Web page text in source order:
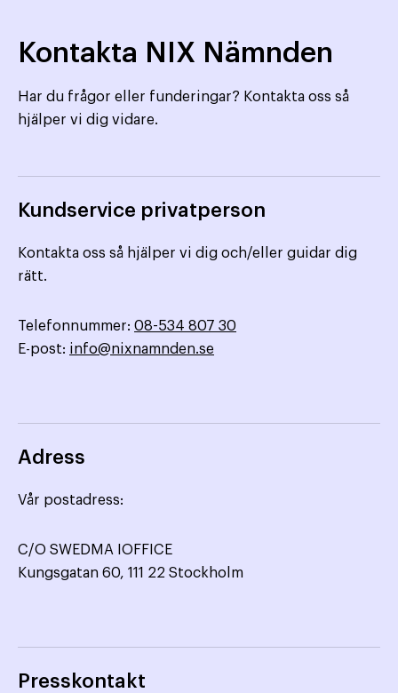
Kontakta NIX Nämnden
Har du frågor eller funderingar? Kontakta oss så
hjälper vi dig vidare.
Kundservice privatperson
Kontakta oss så hjälper vi dig och/eller guidar dig
rätt.
Telefonnummer: 08-534 807 30
E-post: info@nixnamnden.se
Adress
Vår postadress:
C/O SWEDMA IOFFICE
Kungsgatan 60, 111 22 Stockholm
Presskontakt